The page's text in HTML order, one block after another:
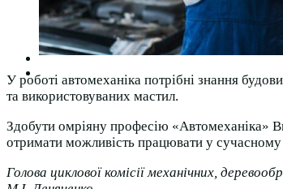
Нормативно-правова база
Форма заяви здобувача
Перелік професій
Професійні стандарти
Майстри сервісних центрів
Про формальну, неформальну та
У роботі автомеханіка потрібні знання
та використовуваних мастил.
Здобути омріяну професію «Автомеханіка»
отримати можливість працювати у сучасному
Голова циклової комісії механічних,